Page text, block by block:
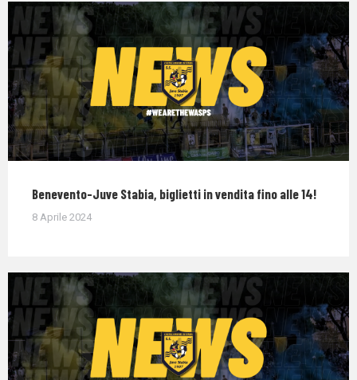
Benevento-Juve Stabia, biglietti in vendita fino alle 14!
8 Aprile 2024